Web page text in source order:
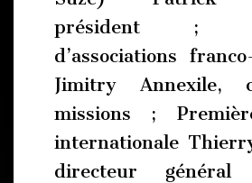
président ;
d’associations
Jimitry Annexile,
missions ;
internationale
directeur